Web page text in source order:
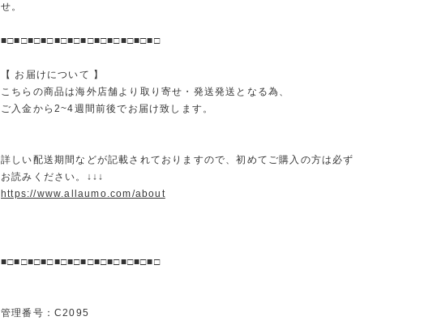
せ。
■□■□■□■□■□■□■□■□■□■□■□■□
【 お届けについて 】
こちらの商品は海外店舗より取り寄せ・発送発送となる為、
ご入金から2~4週間前後でお届け致します。
詳しい配送期間などが記載されておりますので、初めてご購入の方は必ず
お読みください。↓↓↓
https://www.allaumo.com/about
■□■□■□■□■□■□■□■□■□■□■□■□
管理番号：C2095